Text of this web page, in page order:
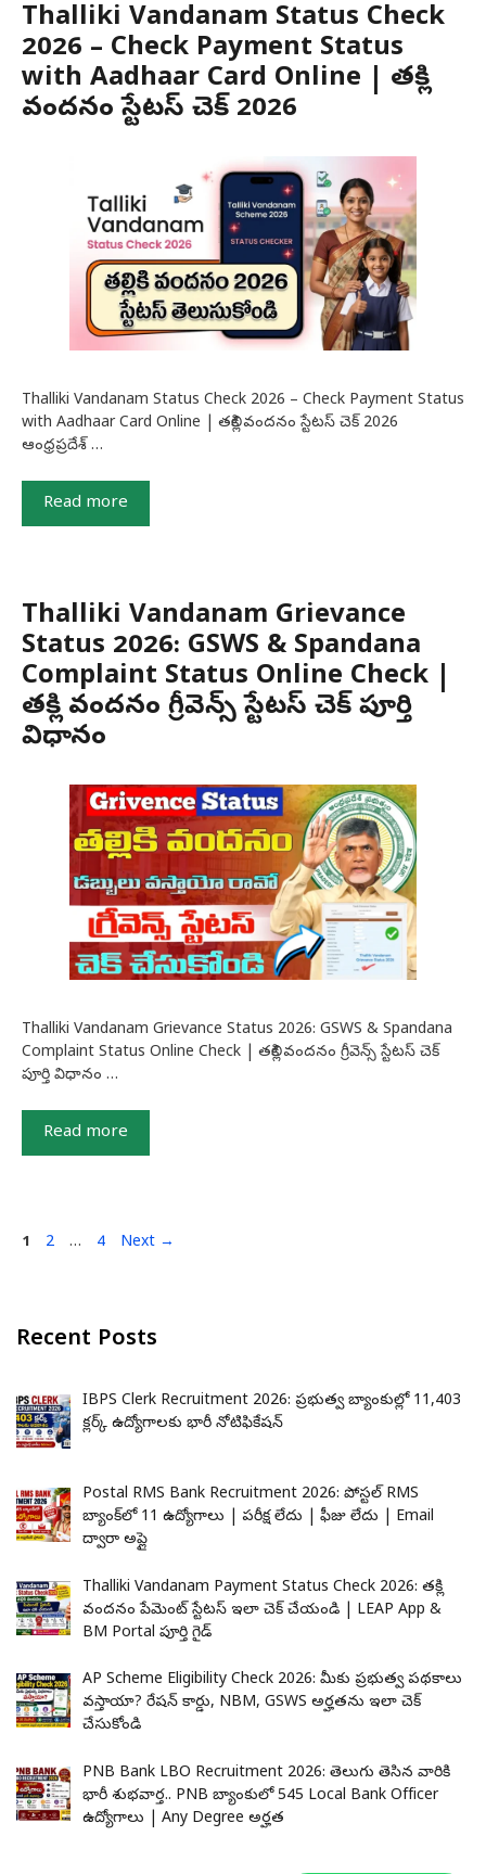
Thalliki Vandanam Status Check
2026 – Check Payment Status
with Aadhaar Card Online | తల్లికి
వందనం స్టేటస్ చెక్ 2026
Thalliki Vandanam Status Check 2026 – Check Payment Status
with Aadhaar Card Online | తల్లికి వందనం స్టేటస్ చెక్ 2026
ఆంధ్రప్రదేశ్ …
Read more
Thalliki Vandanam Grievance
Status 2026: GSWS & Spandana
Complaint Status Online Check |
తల్లికి వందనం గ్రీవెన్స్ స్టేటస్ చెక్ పూర్తి
విధానం
Thalliki Vandanam Grievance Status 2026: GSWS & Spandana
Complaint Status Online Check | తల్లికి వందనం గ్రీవెన్స్ స్టేటస్ చెక్
పూర్తి విధానం …
Read more
Page
1 Page
2 … Page
4 Next →
Recent Posts
IBPS Clerk Recruitment 2026: ప్రభుత్వ బ్యాంకుల్లో 11,403
క్లర్క్ ఉద్యోగాలకు భారీ నోటిఫికేషన్
Postal RMS Bank Recruitment 2026: పోస్టల్ RMS
బ్యాంక్‌లో 11 ఉద్యోగాలు | పరీక్ష లేదు | ఫీజు లేదు | Email
ద్వారా అప్లై
Thalliki Vandanam Payment Status Check 2026: తల్లికి
వందనం పేమెంట్ స్టేటస్ ఇలా చెక్ చేయండి | LEAP App &
BM Portal పూర్తి గైడ్
AP Scheme Eligibility Check 2026: మీకు ప్రభుత్వ పథకాలు
వస్తాయా? రేషన్ కార్డు, NBM, GSWS అర్హతను ఇలా చెక్
చేసుకోండి
PNB Bank LBO Recruitment 2026: తెలుగు తెలిసిన వారికి
భారీ శుభవార్త.. PNB బ్యాంకులో 545 Local Bank Officer
ఉద్యోగాలు | Any Degree అర్హత